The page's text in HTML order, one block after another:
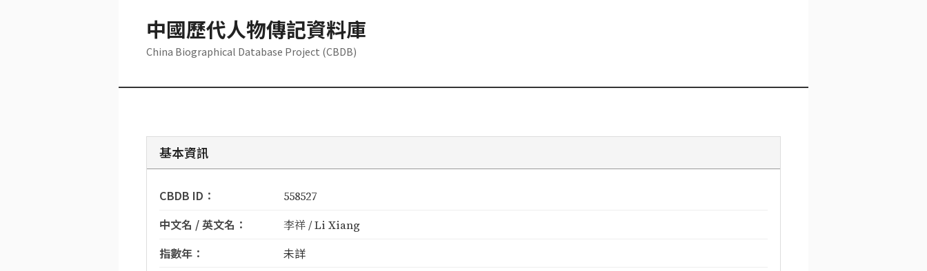
中國歷代人物傳記資料庫
China Biographical Database Project (CBDB)
基本資訊
CBDB ID： 558527
中文名 / 英文名： 李祥 / Li Xiang
指數年：
未詳